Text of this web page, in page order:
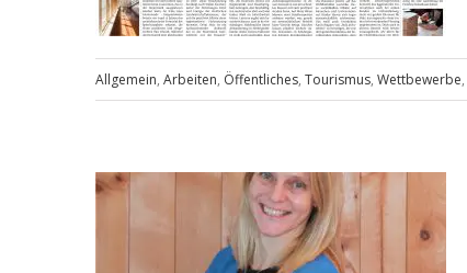
Bezirk
Allgemein, Arbeiten, Öffentliches, Tourismus, Wettbewerbe,